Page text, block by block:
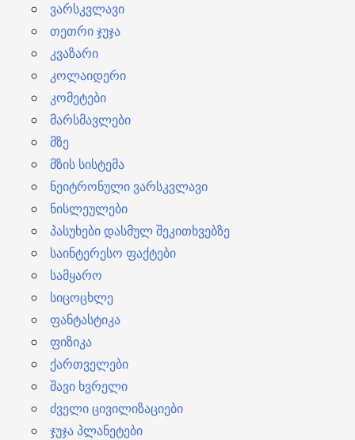
ვარსკვლავი
თეთრი ჯუჯა
კვაზარი
კოლაიდერი
კომეტები
მარსმავლები
მზე
მზის სისტემა
ნეიტრონული ვარსკვლავი
ნისლეულები
პასუხები დასმულ შეკითხვებზე
საინტერესო ფაქტები
სამყარო
სიცოცხლე
ფანტასტიკა
ფიზიკა
ქართველები
შავი ხვრელი
ძველი ცივილიზაციები
ჯუჯა პლანეტები